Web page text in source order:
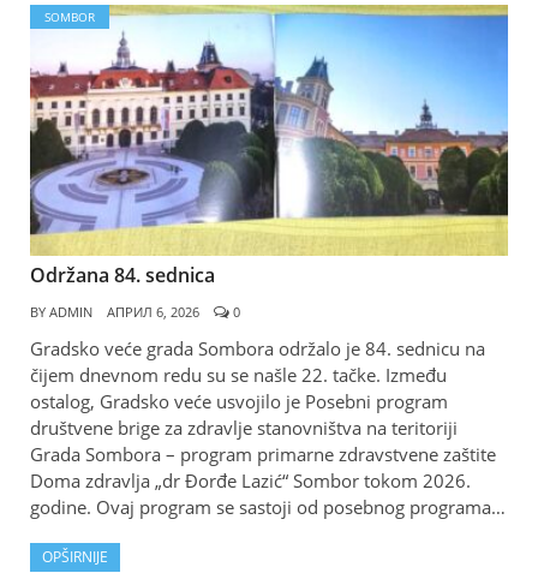
SOMBOR
Održana 84. sednica
BY ADMIN АПРИЛ 6, 2026 0
Gradsko veće grada Sombora održalo je 84. sednicu na
čijem dnevnom redu su se našle 22. tačke. Između
ostalog, Gradsko veće usvojilo je Posebni program
društvene brige za zdravlje stanovništva na teritoriji
Grada Sombora – program primarne zdravstvene zaštite
Doma zdravlja „dr Đorđe Lazić“ Sombor tokom 2026.
godine. Ovaj program se sastoji od posebnog programa…
OPŠIRNIJE